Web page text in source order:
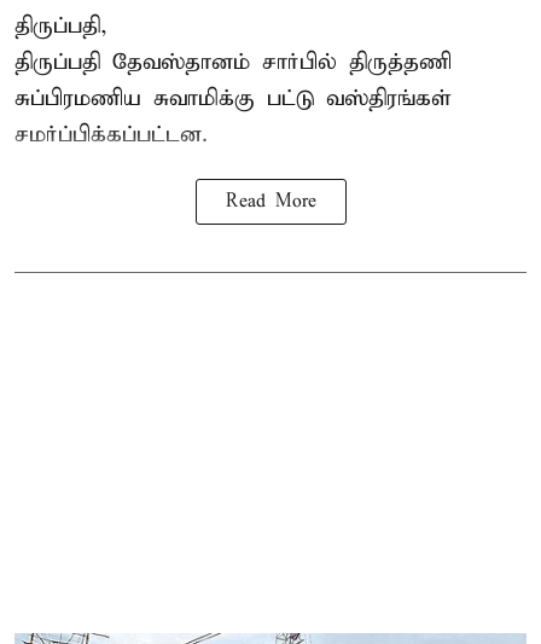
திருப்பதி,
திருப்பதி தேவஸ்தானம் சார்பில் திருத்தணி
சுப்பிரமணிய சுவாமிக்கு பட்டு வஸ்திரங்கள்
சமர்ப்பிக்கப்பட்டன.
Read More